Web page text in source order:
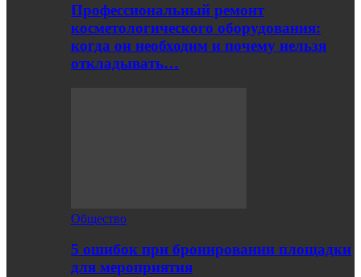
Профессиональный ремонт
косметологического оборудования:
когда он необходим и почему нельзя
откладывать…
Общество
5 ошибок при бронировании площадки
для мероприятия